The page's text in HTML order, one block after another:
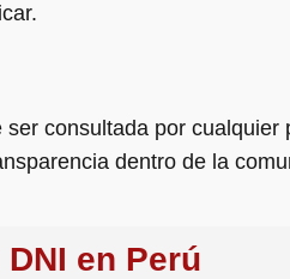
consultada por
dentro de la
en Perú